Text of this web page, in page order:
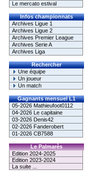
Le mercato estival
Infos championnats
Archives Ligue 1
Archives Ligue 2
Archives Premier League
Archives Serie A
Archives Liga
Rechercher
Une équipe
Un joueur
Un match
Gagnants mensuel L1
05-2026 Mathieufoot0112
04-2026 Le capitaine
03-2026 Denis42
02-2026 Fanderobert
01-2026 CB7588
Le Palmarès
Edition 2024-2025
Edition 2023-2024
La suite ...